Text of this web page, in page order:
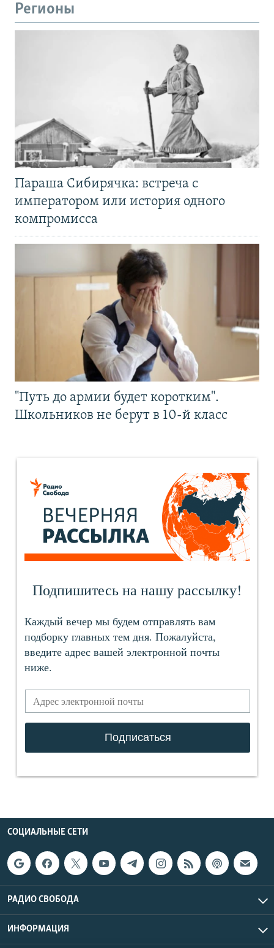
Регионы
Параша Сибирячка: встреча с
императором или история одного
компромисса
"Путь до армии будет коротким".
Школьников не берут в 10-й класс
СОЦИАЛЬНЫЕ СЕТИ
РАДИО СВОБОДА
ИНФОРМАЦИЯ